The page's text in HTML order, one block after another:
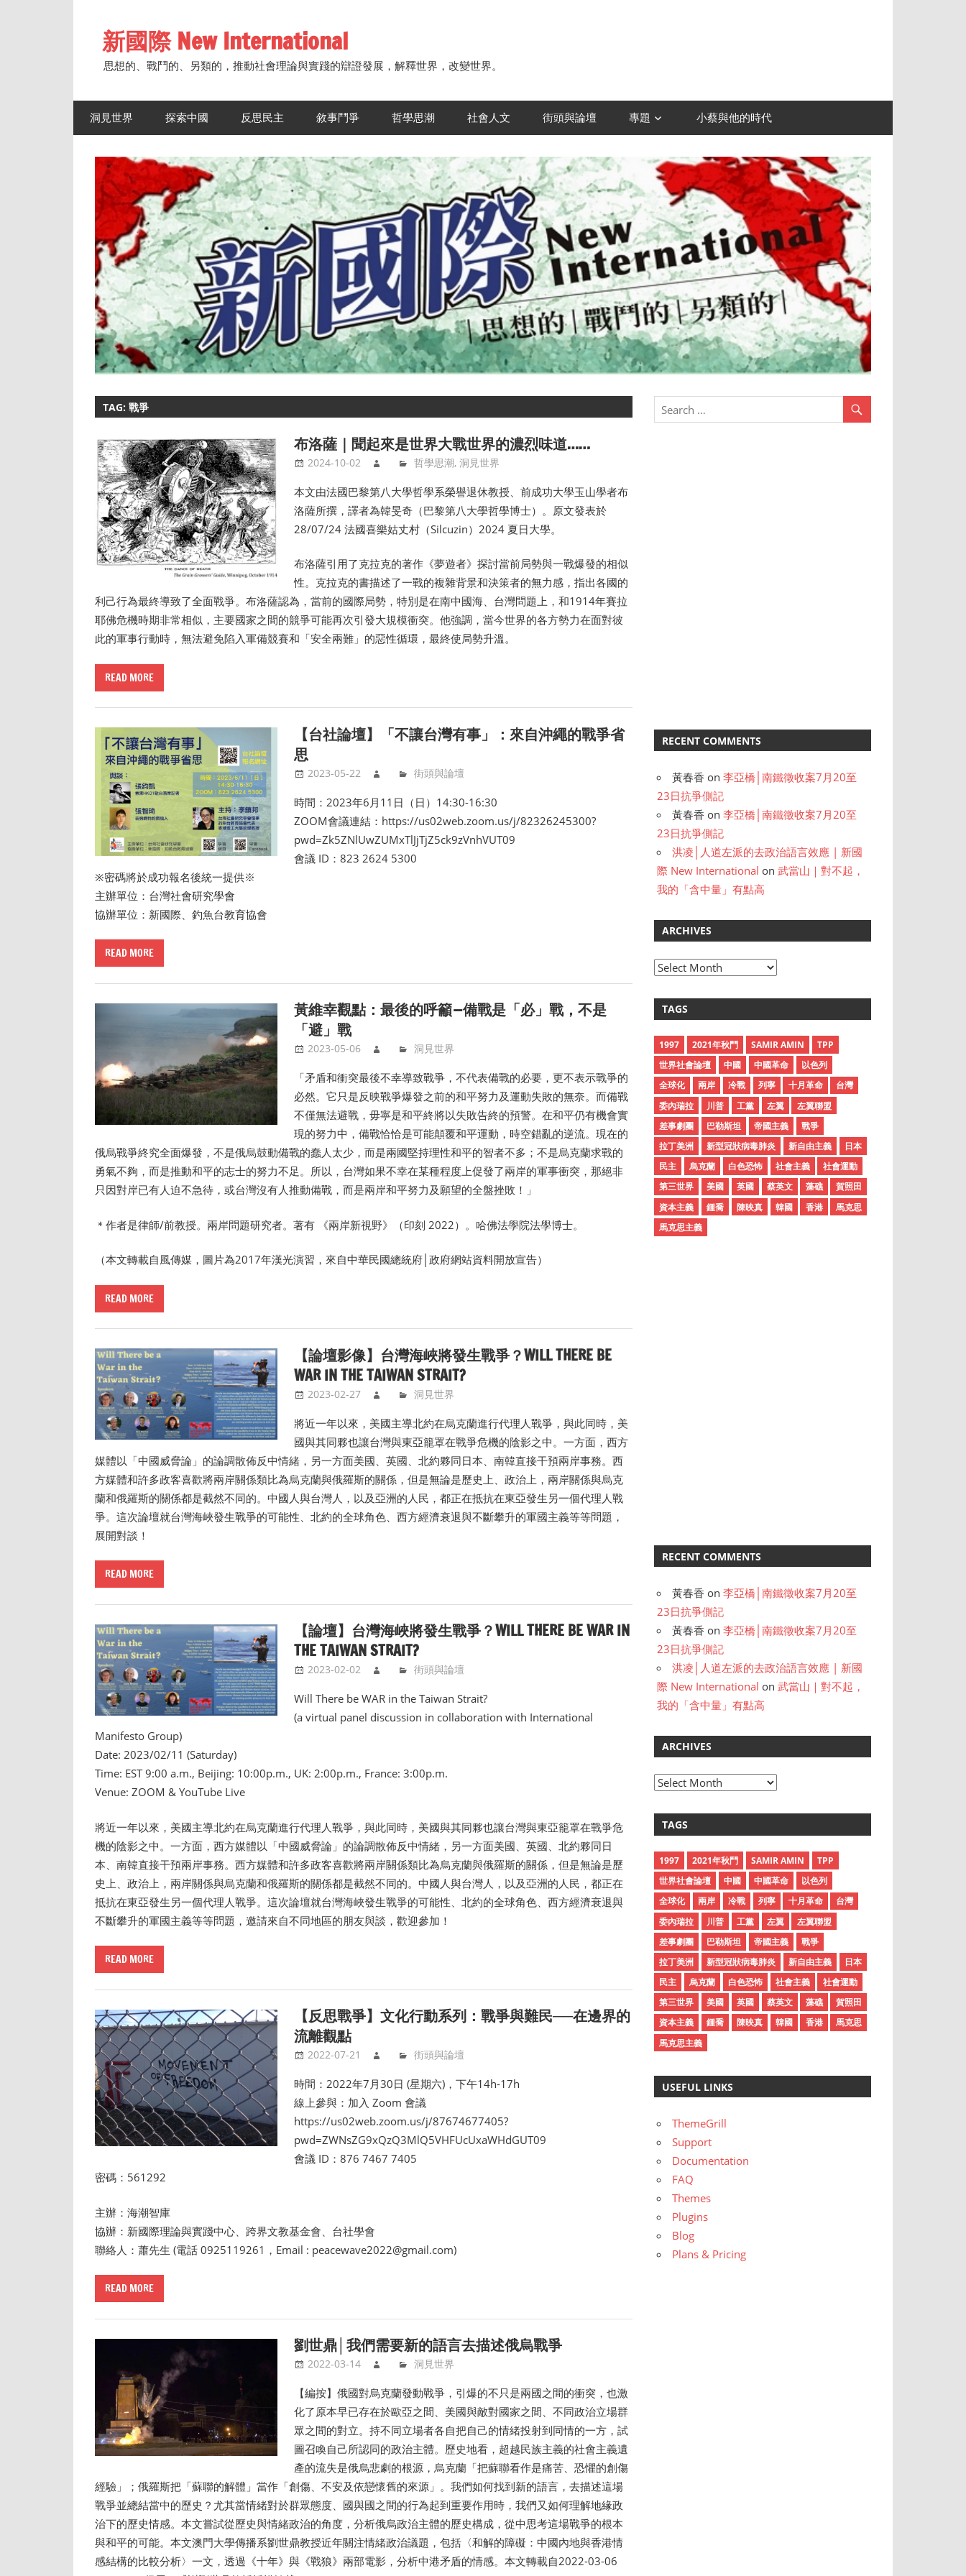
content新國際 New International
思想的、戰鬥的、另類的，推動社會理論與實踐的辯證發展，解釋世界，改變世界。
洞見世界 探索中國 反思民主 敘事鬥爭 哲學思潮 社會人文 街頭與論壇 專題 小蔡與他的時代
TAG: 戰爭
布洛薩｜聞起來是世界大戰世界的濃烈味道……
2024-10-02 哲學思潮,洞見世界
本文由法國巴黎第八大學哲學系榮譽退休教授、前成功大學玉山學者布
洛薩所撰，譯者為韓旻奇（巴黎第八大學哲學博士）。原文發表於
28/07/24 法國喜樂姑丈村（Silcuzin）2024 夏日大學。
布洛薩引用了克拉克的著作《夢遊者》探討當前局勢與一戰爆發的相似
性。克拉克的書描述了一戰的複雜背景和決策者的無力感，指出各國的
利己行為最終導致了全面戰爭。布洛薩認為，當前的國際局勢，特別是在南中國海、台灣問題上，和1914年賽拉
耶佛危機時期非常相似，主要國家之間的競爭可能再次引發大規模衝突。他強調，當今世界的各方勢力在面對彼
此的軍事行動時，無法避免陷入軍備競賽和「安全兩難」的惡性循環，最終使局勢升溫。
READ MORE
【台社論壇】「不讓台灣有事」：來自沖繩的戰爭省
思
2023-05-22 街頭與論壇
時間：2023年6月11日（日）14:30-16:30
ZOOM會議連結：https://us02web.zoom.us/j/82326245300?
pwd=Zk5ZNlUwZUMxTlJjTjZ5ck9zVnhVUT09
會議 ID：823 2624 5300
※密碼將於成功報名後統一提供※
主辦單位：台灣社會研究學會
協辦單位：新國際、釣魚台教育協會
READ MORE
黃維幸觀點：最後的呼籲 — 備戰是「必」戰，不是
「避」戰
2023-05-06 洞見世界
「矛盾和衝突最後不幸導致戰爭，不代表備戰的必要，更不表示戰爭的
必然。它只是反映戰爭爆發之前的和平努力及運動失敗的無奈。而備戰
不僅無法避戰，毋寧是和平終將以失敗告終的預警。在和平仍有機會實
現的努力中，備戰恰恰是可能顛覆和平運動，時空錯亂的逆流。現在的
俄烏戰爭終究全面爆發，不是俄烏鼓動備戰的蠢人太少，而是兩國堅持理性和平的智者不多；不是烏克蘭求戰的
勇氣不夠，而是推動和平的志士的努力不足。所以，台灣如果不幸在某種程度上促發了兩岸的軍事衝突，那絕非
只因對岸已有人迫不急待，或台灣沒有人推動備戰，而是兩岸和平努力及願望的全盤挫敗！」
＊作者是律師/前教授。兩岸問題研究者。著有 《兩岸新視野》（印刻 2022）。哈佛法學院法學博士。
（本文轉載自風傳媒，圖片為2017年漢光演習，來自中華民國總統府│政府網站資料開放宣告）
READ MORE
【論壇影像】台灣海峽將發生戰爭？WILL THERE BE
WAR IN THE TAIWAN STRAIT?
2023-02-27 洞見世界
將近一年以來，美國主導北約在烏克蘭進行代理人戰爭，與此同時，美
國與其同夥也讓台灣與東亞籠罩在戰爭危機的陰影之中。一方面，西方
媒體以「中國威脅論」的論調散佈反中情緒，另一方面美國、英國、北約夥同日本、南韓直接干預兩岸事務。西
方媒體和許多政客喜歡將兩岸關係類比為烏克蘭與俄羅斯的關係，但是無論是歷史上、政治上，兩岸關係與烏克
蘭和俄羅斯的關係都是截然不同的。中國人與台灣人，以及亞洲的人民，都正在抵抗在東亞發生另一個代理人戰
爭。這次論壇就台灣海峽發生戰爭的可能性、北約的全球角色、西方經濟衰退與不斷攀升的軍國主義等等問題，
展開對談！
READ MORE
【論壇】台灣海峽將發生戰爭？WILL THERE BE WAR IN
THE TAIWAN STRAIT?
2023-02-02 街頭與論壇
Will There be WAR in the Taiwan Strait?
(a virtual panel discussion in collaboration with International
Manifesto Group)
Date: 2023/02/11 (Saturday)
Time: EST 9:00 a.m., Beijing: 10:00p.m., UK: 2:00p.m., France: 3:00p.m.
Venue: ZOOM & YouTube Live
將近一年以來，美國主導北約在烏克蘭進行代理人戰爭，與此同時，美國與其同夥也讓台灣與東亞籠罩在戰爭危
機的陰影之中。一方面，西方媒體以「中國威脅論」的論調散佈反中情緒，另一方面美國、英國、北約夥同日
本、南韓直接干預兩岸事務。西方媒體和許多政客喜歡將兩岸關係類比為烏克蘭與俄羅斯的關係，但是無論是歷
史上、政治上，兩岸關係與烏克蘭和俄羅斯的關係都是截然不同的。中國人與台灣人，以及亞洲的人民，都正在
抵抗在東亞發生另一個代理人戰爭。這次論壇就台灣海峽發生戰爭的可能性、北約的全球角色、西方經濟衰退與
不斷攀升的軍國主義等等問題，邀請來自不同地區的朋友與談，歡迎參加！
READ MORE
【反思戰爭】文化行動系列：戰爭與難民──在邊界的
流離觀點
2022-07-21 街頭與論壇
時間：2022年7月30日 (星期六)，下午14h-17h
線上參與：加入 Zoom 會議
https://us02web.zoom.us/j/87674677405?
pwd=ZWNsZG9xQzQ3MlQ5VHFUcUxaWHdGUT09
會議 ID：876 7467 7405
密碼：561292
主辦：海潮智庫
協辦：新國際理論與實踐中心、跨界文教基金會、台社學會
聯絡人：蕭先生 (電話 0925119261，Email : peacewave2022@gmail.com)
READ MORE
劉世鼎│我們需要新的語言去描述俄烏戰爭
2022-03-14 洞見世界
【編按】俄國對烏克蘭發動戰爭，引爆的不只是兩國之間的衝突，也激
化了原本早已存在於歐亞之間、美國與敵對國家之間、不同政治立場群
眾之間的對立。持不同立場者各自把自己的情緒投射到同情的一方，試
圖召喚自己所認同的政治主體。歷史地看，超越民族主義的社會主義遺
產的流失是俄烏悲劇的根源，烏克蘭「把蘇聯看作是痛苦、恐懼的創傷
經驗」；俄羅斯把「蘇聯的解體」當作「創傷、不安及依戀懷舊的來源」。我們如何找到新的語言，去描述這場
戰爭並總結當中的歷史？尤其當情緒對於群眾態度、國與國之間的行為起到重要作用時，我們又如何理解地緣政
治下的歷史情感。本文嘗試從歷史與情緒政治的角度，分析俄烏政治主體的歷史構成，從中思考這場戰爭的根本
與和平的可能。本文澳門大學傳播系劉世鼎教授近年關注情緒政治議題，包括〈和解的障礙：中國內地與香港情
感結構的比較分析〉一文，透過《十年》與《戰狼》兩部電影，分析中港矛盾的情感。本文轉載自2022-03-06
RECENT COMMENTS
黃春香 on李亞橋│南鐵徵收案7月20至
23日抗爭側記
黃春香 on李亞橋│南鐵徵收案7月20至
23日抗爭側記
洪凌│人道左派的去政治語言效應 | 新國
際 New International on武當山｜對不起，
我的「含中量」有點高
ARCHIVES
A
h
v
e
s
TAGS
1997 2021年秋鬥 SAMIR AMIN
TPP
世界社會論壇
中國 中國革命
以色列
全球化
兩岸 冷戰 列寧 十月革命
台灣
委內瑞拉
川普 工黨 左翼
左翼聯盟
差事劇團
巴勒斯坦 帝國主義
戰爭
拉丁美洲
新型冠狀病毒肺炎 新自由主義
日本
民主
烏克蘭 白色恐怖 社會主義
社會運動
第三世界
美國 英國 蔡英文 藻礁
賀照田
資本主義
鍾喬 陳映真 韓國 香港
馬克思
馬克思主義
RECENT COMMENTS
黃春香 on李亞橋│南鐵徵收案7月20至
23日抗爭側記
黃春香 on李亞橋│南鐵徵收案7月20至
23日抗爭側記
洪凌│人道左派的去政治語言效應 | 新國
際 New International on武當山｜對不起，
我的「含中量」有點高
ARCHIVES
A
h
v
e
s
TAGS
1997 2021年秋鬥 SAMIR AMIN
TPP
世界社會論壇
中國 中國革命
以色列
全球化
兩岸 冷戰 列寧 十月革命
台灣
委內瑞拉
川普 工黨 左翼
左翼聯盟
差事劇團
巴勒斯坦 帝國主義
戰爭
拉丁美洲
新型冠狀病毒肺炎 新自由主義
日本
民主
烏克蘭 白色恐怖 社會主義
社會運動
第三世界
美國 英國 蔡英文 藻礁
賀照田
資本主義
鍾喬 陳映真 韓國 香港
馬克思
馬克思主義
USEFUL LINKS
ThemeGrill
Support
Documentation
FAQ
Themes
Plugins
Blog
Plans & Pricing